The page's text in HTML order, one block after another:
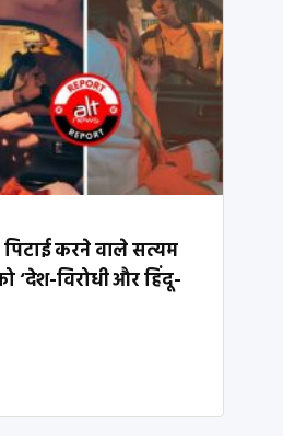
पिटाई करने वाले सत्यम
‘देश-विरोधी और हिंदू-